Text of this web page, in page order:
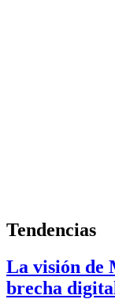
Tendencias
La visión de
brecha